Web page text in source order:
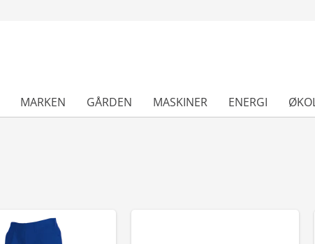
MARKEN GÅRDEN MASKINER ENERGI